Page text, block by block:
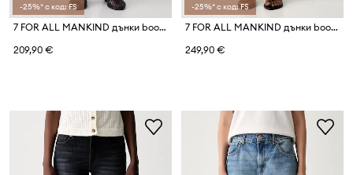
-25%* с код: FS
7 FOR ALL MANKIND дънки bootcut дамски
209,90 €
-25%* с код: FS
7 FOR ALL MANKIND дънки bootcut дамски
249,90 €